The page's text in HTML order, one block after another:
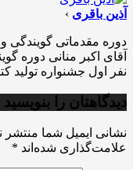
آذین باقری ›
دوره مقدماتی گویندگی
آقای اکبر منانی دوره
نفر اول جشنواره تولید
دیدگاهتان را بنویسید
نشانی ایمیل شما منتشر
علامت‌گذاری شده‌اند *